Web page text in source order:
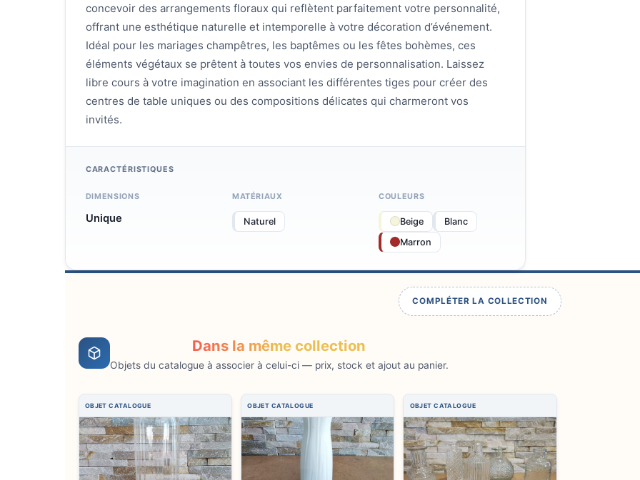
concevoir des arrangements floraux qui reflètent parfaitement votre personnalité,
offrant une esthétique naturelle et intemporelle à votre décoration d’événement.
Idéal pour les mariages champêtres, les baptêmes ou les fêtes bohèmes, ces
éléments végétaux se prêtent à toutes vos envies de personnalisation. Laissez
libre cours à votre imagination en associant les différentes tiges pour créer des
centres de table uniques ou des compositions délicates qui charmeront vos
invités.
CARACTÉRISTIQUES
DIMENSIONS
Unique
MATÉRIAUX
Naturel
COULEURS
Beige
Blanc
Marron
COMPLÉTER LA COLLECTION
Dans la même collection
Objets du catalogue à associer à celui-ci — prix, stock et ajout au panier.